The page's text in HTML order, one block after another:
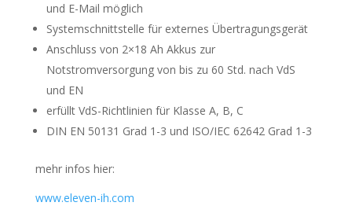
und E-Mail möglich
Systemschnittstelle für externes Übertragungsgerät
Anschluss von 2×18 Ah Akkus zur
Notstromversorgung von bis zu 60 Std. nach VdS
und EN
erfüllt VdS-Richtlinien für Klasse A, B, C
DIN EN 50131 Grad 1-3 und ISO/IEC 62642 Grad 1-3
mehr infos hier:
www.eleven-ih.com